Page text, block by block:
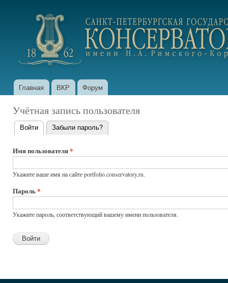
portfolio.conservatory.ru
Главное меню
Главная ВКР Форум
Учётная запись пользователя
Главные
вкладки
Войти (активная вкладка)
Забыли пароль?
Имя пользователя*
Укажите ваше имя на сайте portfolio.conservatory.ru.
Пароль*
Укажите пароль, соответствующий вашему имени пользователя.